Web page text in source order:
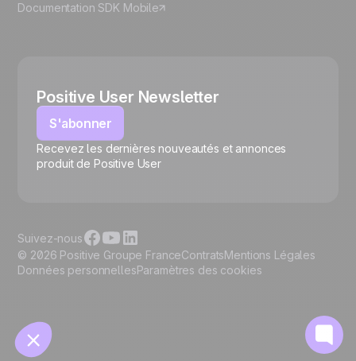
🍪
Gérer les cookies
Documentation SDK Mobile
Positive User Newsletter
S'abonner
Recevez les dernières nouveautés et annonces
produit de Positive User
© 2026 Positive Groupe FranceContratsMentions Légales
Données personnellesParamètres des cookies
Suivez-nous